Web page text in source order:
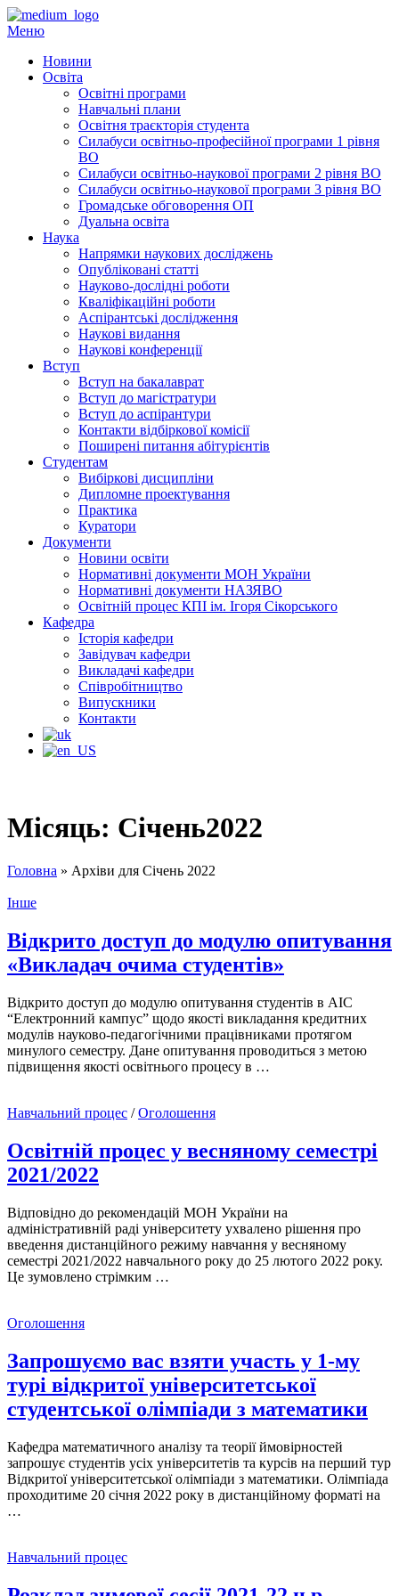
Перейти
до
Меню
Новини
Освіта
Освітні програми
Навчальні плани
Освітня траєкторія студента
Силабуси освітньо-професійної програми 1 рівня
ВО
Силабуси освітньо-наукової програми 2 рівня ВО
Силабуси освітньо-наукової програми 3 рівня ВО
Громадське обговорення ОП
Дуальна освіта
Наука
Напрямки наукових досліджень
Опубліковані статті
Науково-дослідні роботи
Кваліфікаційні роботи
Аспірантські дослідження
Наукові видання
Наукові конференції
Вступ
Вступ на бакалаврат
Вступ до магістратури
Вступ до аспірантури
Контакти відбіркової комісії
Поширені питання абітурієнтів
Студентам
Вибіркові дисципліни
Дипломне проектування
Практика
Куратори
Документи
Новини освіти
Нормативні документи МОН України
Нормативні документи НАЗЯВО
Освітній процес КПІ ім. Ігоря Сікорського
Кафедра
Історія кафедри
Завідувач кафедри
Викладачі кафедри
Співробітництво
Випускники
Контакти
Місяць: Січень2022
Головна » Архіви для Січень 2022
Інше
Відкрито доступ до модулю опитування
«Викладач очима студентів»
Відкрито доступ до модулю опитування студентів в АІС
“Електронний кампус” щодо якості викладання кредитних
модулів науково-педагогічними працівниками протягом
минулого семестру. Дане опитування проводиться з метою
підвищення якості освітнього процесу в …
Навчальний процес /Оголошення
Освітній процес у весняному семестрі
2021/2022
Відповідно до рекомендацій МОН України на
адміністративній раді університету ухвалено рішення про
введення дистанційного режиму навчання у весняному
семестрі 2021/2022 навчального року до 25 лютого 2022 року.
Це зумовлено стрімким …
Оголошення
Запрошуємо вас взяти участь у 1-му
турі відкритої університетської
студентської олімпіади з математики
Кафедра математичного аналізу та теорії ймовірностей
запрошує студентів усіх університетів та курсів на перший тур
Відкритої університетської олімпіади з математики. Олімпіада
проходитиме 20 січня 2022 року в дистанційному форматі на
…
Навчальний процес